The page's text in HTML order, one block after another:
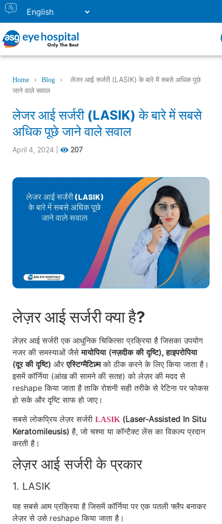
Home › Blog ›
लेजर आई सर्जरी (LASIK) के बारे में सबसे अधिक पूछे
जाने वाले सवाल
लेजर आई सर्जरी (LASIK) के बारे में सबसे
अधिक पूछे जाने वाले सवाल
April 4, 2024 207
लेज़र आई सर्जरी क्या है?
लेज़र आई सर्जरी एक आधुनिक चिकित्सा प्रक्रिया है जिसका उपयोग
नजर की समस्याओं जैसेमायोपिया (नज़दीक की दृष्टि), हाइपरोपिया
(दूर की दृष्टि) औरएस्टिग्मैटिज़्मको ठीक करने के लिए किया जाता है।
इसमें कॉर्निया (आंख की सामने की सतह) को लेज़र की मदद से
reshape किया जाता है ताकि रोशनी सही तरीके से रेटिना पर फोकस
हो सके और दृष्टि साफ हो जाए।
सबसे लोकप्रिय लेज़र सर्जरी LASIK (Laser-Assisted In Situ
Keratomileusis) है, जो चश्मा या कॉन्टैक्ट लेंस का विकल्प प्रदान
करती है।
लेज़र आई सर्जरी के प्रकार
1. LASIK
यह सबसे आम प्रक्रिया है जिसमें कॉर्निया पर एक पतली फ्लैप बनाकर
लेज़र से उसे reshape किया जाता है।